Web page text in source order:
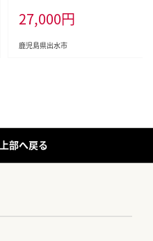
回＞肉 牛肉 黒毛和牛 国産 鹿児島
県産 ユッケ 生食 旨み 定期便 隔月
カミチク 【株式会社LRプラスK】
27,000円
鹿児島県出水市
部へ戻る